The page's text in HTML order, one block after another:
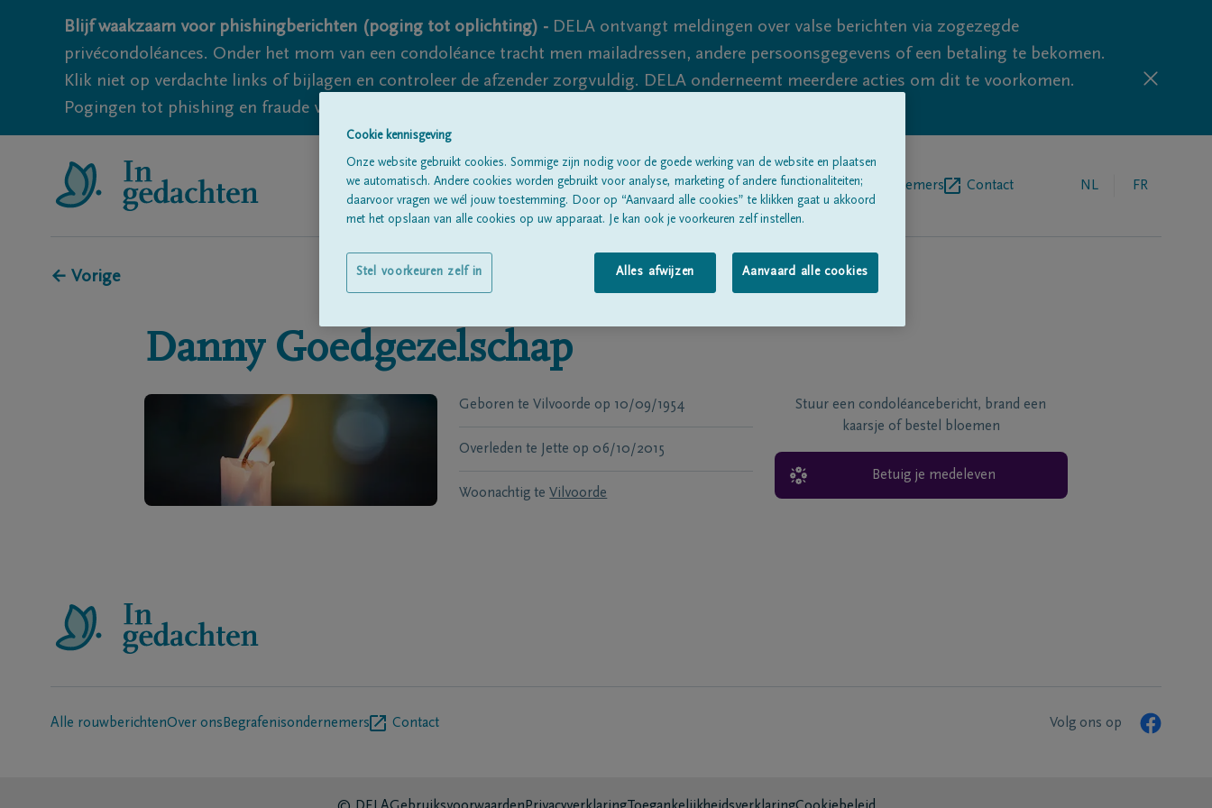
Blijf waakzaam voor phishingberichten (poging tot oplichting) - DELA ontvangt meldingen over valse berichten via zogezegde
privécondoléances. Onder het mom van een condoléance tracht men mailadressen, andere persoonsgegevens of een betaling te bekomen.
Klik niet op verdachte links of bijlagen en controleer de afzender zorgvuldig. DELA onderneemt meerdere acties om dit te voorkomen.
Pogingen tot phishing en fraude vallen echter nooit volledig uit te sluiten, dus blijf waakzaam.
Alle rouwberichten Over onsBegrafenisondernemers Contact NL FR
← Vorige
Danny Goedgezelschap
Geboren te Vilvoorde op 10/09/1954
Overleden te Jette op 06/10/2015
Woonachtig te Vilvoorde
Stuur een condoléancebericht, brand een
kaarsje of bestel bloemen
Betuig je medeleven
Alle rouwberichtenOver ons Begrafenisondernemers Contact Volg ons op
Cookie kennisgeving
Onze website gebruikt cookies. Sommige zijn nodig voor de goede werking van de website en plaatsen
we automatisch. Andere cookies worden gebruikt voor analyse, marketing of andere functionaliteiten;
daarvoor vragen we wél jouw toestemming. Door op “Aanvaard alle cookies” te klikken gaat u akkoord
met het opslaan van alle cookies op uw apparaat. Je kan ook je voorkeuren zelf instellen.
Alles afwijzen Aanvaard alle cookies
Stel voorkeuren zelf in